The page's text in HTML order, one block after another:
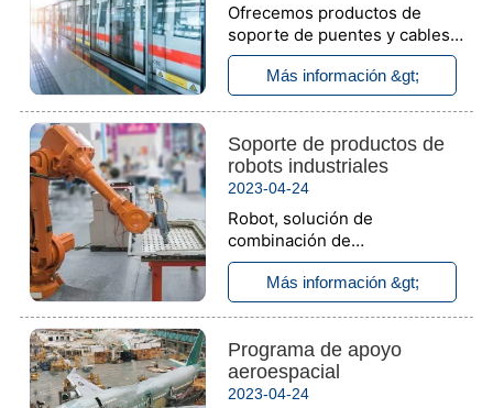
Ofrecemos productos de
soporte de puentes y cables
con certificación CE y UL,
acero inoxidable 316 de
banda estrecha de alta calidad
caucho.
Más información &gt;
Soporte de productos de
robots industriales
2023-04-24
Robot, solución de
combinación de
automatización: tenemos
tubería de roscado estándar
estadounidense, manguera
interruptor a juego. Esquema
de apoyo aeroespacial:
Lámparas de aviación de
Más información &gt;
Programa de apoyo
aeroespacial
2023-04-24